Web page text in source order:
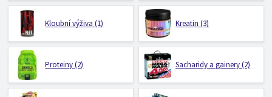
Kloubní výživa (1) Kreatin (3)
Proteiny (2) Sacharidy a gainery (2)